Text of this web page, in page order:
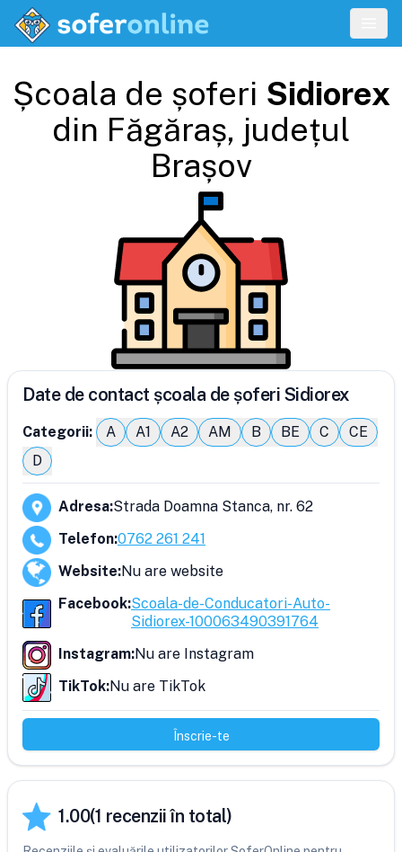
Școala de șoferi Sidiorex
din Făgăraș, județul
Brașov
Date de contact școala de șoferi Sidiorex
Categorii: A A1 A2 AM B BE C
CE
D
Adresa:Strada Doamna Stanca, nr. 62
Telefon:0762 261 241
Website:Nu are website
Facebook:Scoala-de-Conducatori-Auto-
Sidiorex-100063490391764
Instagram:Nu are Instagram
TikTok:Nu are TikTok
Înscrie-te
1.00(1 recenzii în total)